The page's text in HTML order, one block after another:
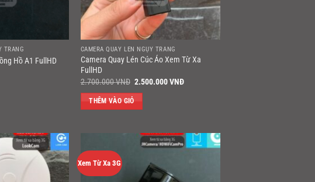
TRANG
Hồ A1 FullHD
CAMERA QUAY LÉN NGỤY TRANG
Camera Quay Lén Cúc Áo Xem Từ Xa
FullHD
2.700.000VNĐ Giá
là:
2.700.000 VNĐ.
2.500.000VNĐGiá
THÊM VÀO GIỎ
Xem Từ Xa 3G